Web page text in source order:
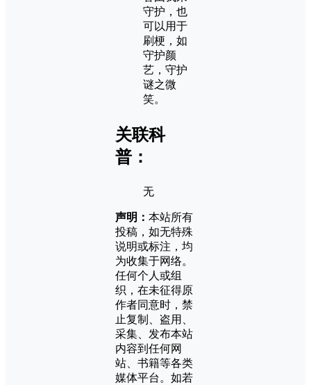
守护，也
可以用于
刷梗，如
守护颜
艺，守护
谜之微
笑。
关联科
普：
无
声明： 本站所有
投稿，如无特殊
说明或标注，均
为收集于网络。
任何个人或组
织，在未征得原
作者同意时，禁
止复制、盗用、
采集、发布本站
内容到任何网
站、书籍等各类
媒体平台。如若